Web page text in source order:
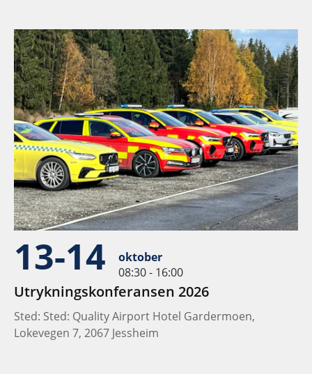
13-14
oktober
08:30 - 16:00
Utrykningskonferansen 2026
Sted: Sted: Quality Airport Hotel Gardermoen,
Lokevegen 7, 2067 Jessheim